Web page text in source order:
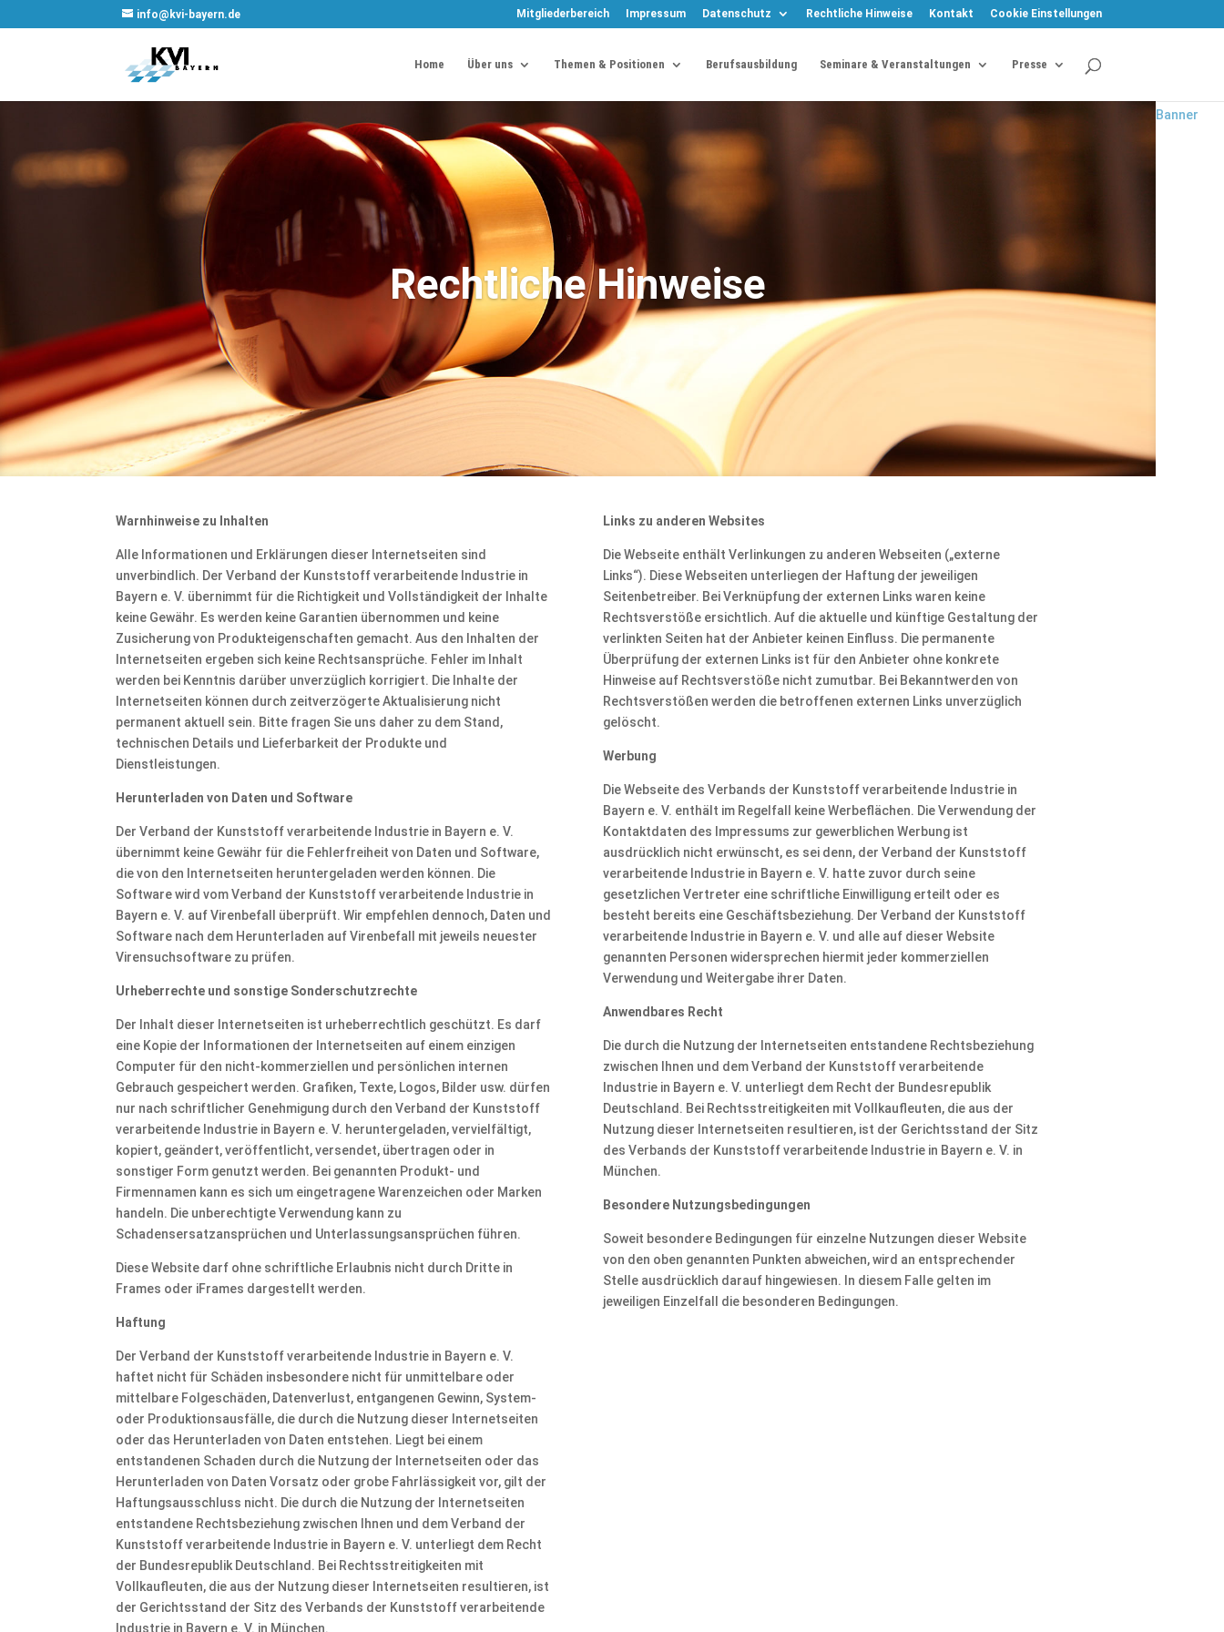
info@kvi-bayern.de Mitgliederbereich Impressum Datenschutz Rechtliche Hinweise Kontakt Cookie Einstellungen
Home Über uns Themen & Positionen Berufsausbildung Seminare & Veranstaltungen Presse
Rechtliche Hinweise
Warnhinweise zu Inhalten
Alle Informationen und Erklärungen dieser Internetseiten sind
unverbindlich. Der Verband der Kunststoff verarbeitende Industrie in
Bayern e. V. übernimmt für die Richtigkeit und Vollständigkeit der Inhalte
keine Gewähr. Es werden keine Garantien übernommen und keine
Zusicherung von Produkteigenschaften gemacht. Aus den Inhalten der
Internetseiten ergeben sich keine Rechtsansprüche. Fehler im Inhalt
werden bei Kenntnis darüber unverzüglich korrigiert. Die Inhalte der
Internetseiten können durch zeitverzögerte Aktualisierung nicht
permanent aktuell sein. Bitte fragen Sie uns daher zu dem Stand,
technischen Details und Lieferbarkeit der Produkte und
Dienstleistungen.
Herunterladen von Daten und Software
Der Verband der Kunststoff verarbeitende Industrie in Bayern e. V.
übernimmt keine Gewähr für die Fehlerfreiheit von Daten und Software,
die von den Internetseiten heruntergeladen werden können. Die
Software wird vom Verband der Kunststoff verarbeitende Industrie in
Bayern e. V. auf Virenbefall überprüft. Wir empfehlen dennoch, Daten und
Software nach dem Herunterladen auf Virenbefall mit jeweils neuester
Virensuchsoftware zu prüfen.
Urheberrechte und sonstige Sonderschutzrechte
Der Inhalt dieser Internetseiten ist urheberrechtlich geschützt. Es darf
eine Kopie der Informationen der Internetseiten auf einem einzigen
Computer für den nicht-kommerziellen und persönlichen internen
Gebrauch gespeichert werden. Grafiken, Texte, Logos, Bilder usw. dürfen
nur nach schriftlicher Genehmigung durch den Verband der Kunststoff
verarbeitende Industrie in Bayern e. V. heruntergeladen, vervielfältigt,
kopiert, geändert, veröffentlicht, versendet, übertragen oder in
sonstiger Form genutzt werden. Bei genannten Produkt- und
Firmennamen kann es sich um eingetragene Warenzeichen oder Marken
handeln. Die unberechtigte Verwendung kann zu
Schadensersatzansprüchen und Unterlassungsansprüchen führen.
Diese Website darf ohne schriftliche Erlaubnis nicht durch Dritte in
Frames oder iFrames dargestellt werden.
Haftung
Der Verband der Kunststoff verarbeitende Industrie in Bayern e. V.
haftet nicht für Schäden insbesondere nicht für unmittelbare oder
mittelbare Folgeschäden, Datenverlust, entgangenen Gewinn, System-
oder Produktionsausfälle, die durch die Nutzung dieser Internetseiten
oder das Herunterladen von Daten entstehen. Liegt bei einem
entstandenen Schaden durch die Nutzung der Internetseiten oder das
Herunterladen von Daten Vorsatz oder grobe Fahrlässigkeit vor, gilt der
Haftungsausschluss nicht. Die durch die Nutzung der Internetseiten
entstandene Rechtsbeziehung zwischen Ihnen und dem Verband der
Kunststoff verarbeitende Industrie in Bayern e. V. unterliegt dem Recht
der Bundesrepublik Deutschland. Bei Rechtsstreitigkeiten mit
Vollkaufleuten, die aus der Nutzung dieser Internetseiten resultieren, ist
der Gerichtsstand der Sitz des Verbands der Kunststoff verarbeitende
Industrie in Bayern e. V. in München.
Links zu anderen Websites
Die Webseite enthält Verlinkungen zu anderen Webseiten („externe
Links“). Diese Webseiten unterliegen der Haftung der jeweiligen
Seitenbetreiber. Bei Verknüpfung der externen Links waren keine
Rechtsverstöße ersichtlich. Auf die aktuelle und künftige Gestaltung der
verlinkten Seiten hat der Anbieter keinen Einfluss. Die permanente
Überprüfung der externen Links ist für den Anbieter ohne konkrete
Hinweise auf Rechtsverstöße nicht zumutbar. Bei Bekanntwerden von
Rechtsverstößen werden die betroffenen externen Links unverzüglich
gelöscht.
Werbung
Die Webseite des Verbands der Kunststoff verarbeitende Industrie in
Bayern e. V. enthält im Regelfall keine Werbeflächen. Die Verwendung der
Kontaktdaten des Impressums zur gewerblichen Werbung ist
ausdrücklich nicht erwünscht, es sei denn, der Verband der Kunststoff
verarbeitende Industrie in Bayern e. V. hatte zuvor durch seine
gesetzlichen Vertreter eine schriftliche Einwilligung erteilt oder es
besteht bereits eine Geschäftsbeziehung. Der Verband der Kunststoff
verarbeitende Industrie in Bayern e. V. und alle auf dieser Website
genannten Personen widersprechen hiermit jeder kommerziellen
Verwendung und Weitergabe ihrer Daten.
Anwendbares Recht
Die durch die Nutzung der Internetseiten entstandene Rechtsbeziehung
zwischen Ihnen und dem Verband der Kunststoff verarbeitende
Industrie in Bayern e. V. unterliegt dem Recht der Bundesrepublik
Deutschland. Bei Rechtsstreitigkeiten mit Vollkaufleuten, die aus der
Nutzung dieser Internetseiten resultieren, ist der Gerichtsstand der Sitz
des Verbands der Kunststoff verarbeitende Industrie in Bayern e. V. in
München.
Besondere Nutzungsbedingungen
Soweit besondere Bedingungen für einzelne Nutzungen dieser Website
von den oben genannten Punkten abweichen, wird an entsprechender
Stelle ausdrücklich darauf hingewiesen. In diesem Falle gelten im
jeweiligen Einzelfall die besonderen Bedingungen.
Cookie
Banner